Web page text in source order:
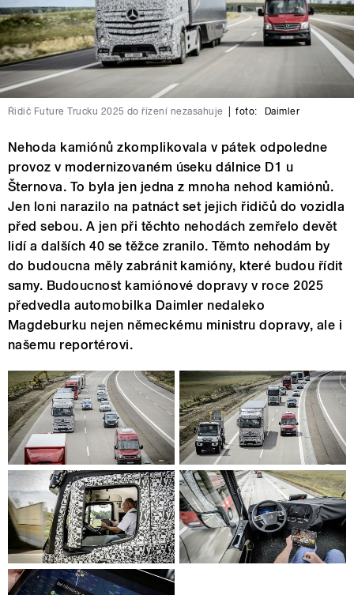
Řidič Future Trucku 2025 do řízení nezasahuje foto: Daimler
Nehoda kamiónů zkomplikovala v pátek odpoledne
provoz v modernizovaném úseku dálnice D1 u
Šternova. To byla jen jedna z mnoha nehod kamiónů.
Jen loni narazilo na patnáct set jejich řidičů do vozidla
před sebou. A jen při těchto nehodách zemřelo devět
lidí a dalších 40 se těžce zranilo. Těmto nehodám by
do budoucna měly zabránit kamióny, které budou řídit
samy. Budoucnost kamiónové dopravy v roce 2025
předvedla automobilka Daimler nedaleko
Magdeburku nejen německému ministru dopravy, ale i
našemu reportérovi.